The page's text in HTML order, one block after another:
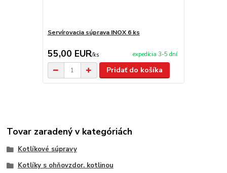
Servírovacia súprava INOX 6 ks
55,00 EUR/ks expedícia 3-5 dní
Pridať do košíka
Tovar zaradený v kategóriách
Kotlíkové súpravy
Kotlíky s ohňovzdor. kotlinou